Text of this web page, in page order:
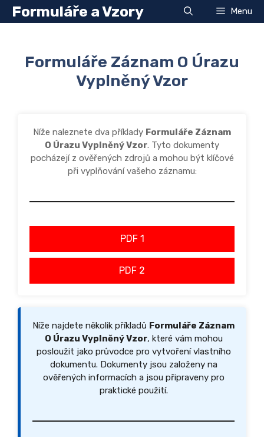
Přeskočit
Formuláře a Vzory Menu
Formuláře Záznam O Úrazu
Vyplněný Vzor
Níže naleznete dva příklady Formuláře Záznam
O Úrazu Vyplněný Vzor. Tyto dokumenty
pocházejí z ověřených zdrojů a mohou být klíčové
při vyplňování vašeho záznamu:
PDF 1
PDF 2
Níže najdete několik příkladů Formuláře Záznam
O Úrazu Vyplněný Vzor, které vám mohou
posloužit jako průvodce pro vytvoření vlastního
dokumentu. Dokumenty jsou založeny na
ověřených informacích a jsou připraveny pro
praktické použití.